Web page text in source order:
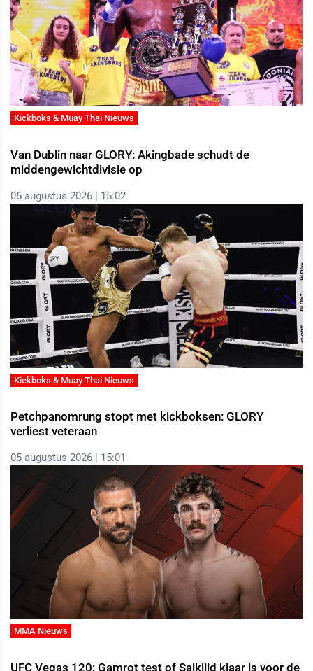
Kickboks & Muay Thai Nieuws
Van Dublin naar GLORY: Akingbade schudt de
middengewichtdivisie op
05 augustus 2026 | 15:02
Kickboks & Muay Thai Nieuws
Petchpanomrung stopt met kickboksen: GLORY
verliest veteraan
05 augustus 2026 | 15:01
MMA Nieuws
UFC Vegas 120: Gamrot test of Salkilld klaar is voor de